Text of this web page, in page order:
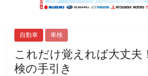
自動車 車検
これだけ覚えれば大丈夫
検の手引き